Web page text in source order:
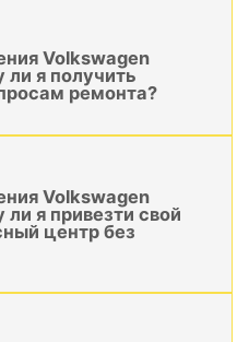
Volkswagen
я получить
ремонта?
Volkswagen
я привезти свой
центр без